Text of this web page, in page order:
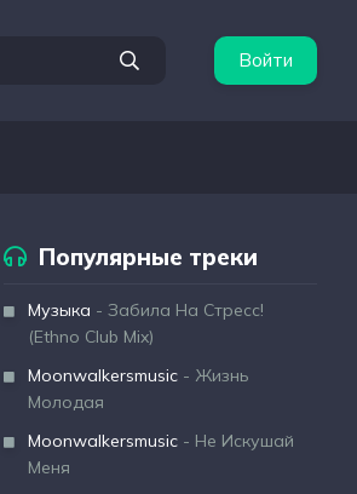
Войти
Популярные треки
Музыка - Забила На Стресс!
(Ethno Club Mix)
Moonwalkersmusic - Жизнь
Молодая
Moonwalkersmusic - Не Искушай
Меня